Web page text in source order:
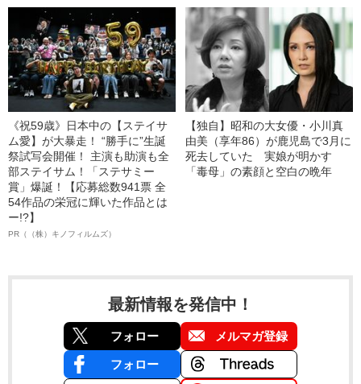
《祝59歳》日本中の【ステイサ
ム愛】が大暴走！ “勝手に”生誕
祭試写会開催！ 主演も助演も全
部ステイサム！「ステサミー
賞」爆誕！【応募総数941票 全
54作品の栄冠に輝いた作品とは
ー!?】
PR（（株）キノフィルムズ）
【独自】昭和の大女優・小川真
由美（享年86）が鹿児島で3月に
死去していた 実娘が明かす
「毒母」の素顔と空白の晩年
最新情報を発信中！
フォロー メルマガ登録
フォロー